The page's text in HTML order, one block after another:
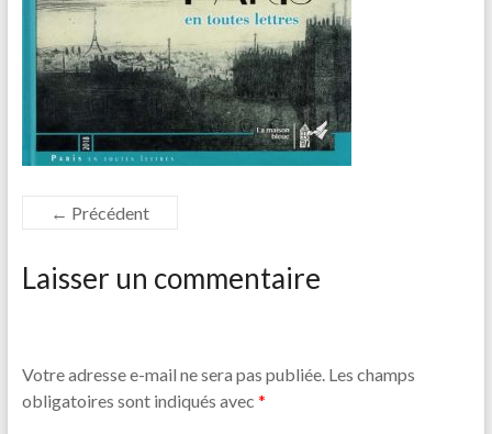
← Précédent
Laisser un commentaire
Votre adresse e-mail ne sera pas publiée. Les champs
obligatoires sont indiqués avec *